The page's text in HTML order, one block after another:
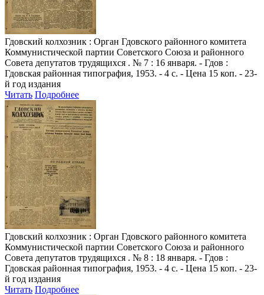
Гдовский колхозник : Орган Гдовского районного комитета
Коммунистической партии Советского Союза и районного
Совета депутатов трудящихся . № 7 : 16 января. - Гдов :
Гдовская районная типография, 1953. - 4 с. - Цена 15 коп. - 23-
й год издания
Читать Подробнее
Гдовский колхозник : Орган Гдовского районного комитета
Коммунистической партии Советского Союза и районного
Совета депутатов трудящихся . № 8 : 18 января. - Гдов :
Гдовская районная типография, 1953. - 4 с. - Цена 15 коп. - 23-
й год издания
Читать Подробнее